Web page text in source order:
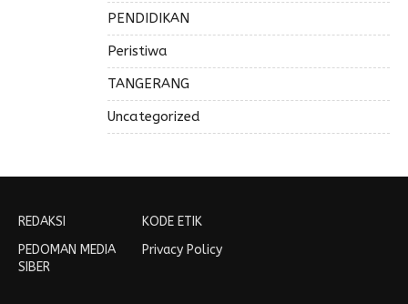
PENDIDIKAN
Peristiwa
TANGERANG
Uncategorized
REDAKSI
PEDOMAN MEDIA
SIBER
KODE ETIK
Privacy Policy